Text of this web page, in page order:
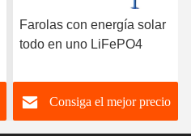
Farolas con energía solar
todo en uno LiFePO4
Consiga el mejor precio